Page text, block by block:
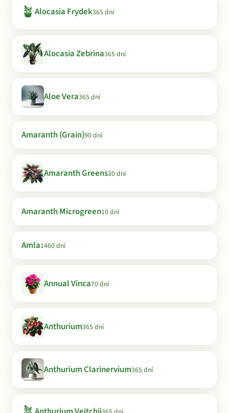
🪴 Alocasia Frydek365 dní
Alocasia Zebrina365 dní
Aloe Vera365 dní
Amaranth (Grain)90 dní
Amaranth Greens30 dní
Amaranth Microgreen10 dní
Amla1460 dní
Annual Vinca70 dní
Anthurium365 dní
Anthurium Clarinervium365 dní